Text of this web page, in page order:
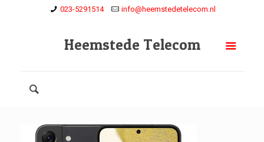
023-5291514 info@heemstedetelecom.nl
Heemstede Telecom